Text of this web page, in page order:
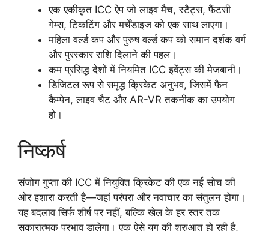
एक एकीकृत ICC ऐप जो लाइव मैच, स्टैट्स, फैंटसी
गेम्स, टिकटिंग और मर्चेंडाइज को एक साथ लाएगा।
महिला वर्ल्ड कप और पुरुष वर्ल्ड कप को समान दर्शक वर्ग
और पुरस्कार राशि दिलाने की पहल।
कम प्रसिद्ध देशों में नियमित ICC इवेंट्स की मेजबानी।
डिजिटल रूप से समृद्ध क्रिकेट अनुभव, जिसमें फैन
कैम्पेन, लाइव चैट और AR-VR तकनीक का उपयोग
हो।
निष्कर्ष
संजोग गुप्ता की ICC में नियुक्ति क्रिकेट की एक नई सोच की
ओर इशारा करती है—जहां परंपरा और नवाचार का संतुलन होगा।
यह बदलाव सिर्फ शीर्ष पर नहीं, बल्कि खेल के हर स्तर तक
सकारात्मक प्रभाव डालेगा। एक ऐसे युग की शुरुआत हो रही है,